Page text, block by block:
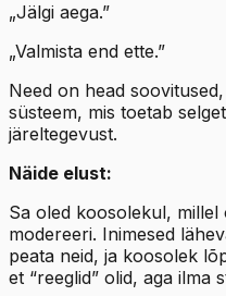
„Jälgi aega.”
„Valmista end ette.”
Need on head
süsteem, mis toetab
järeltegevust.
Näide elust:
Sa oled koosolekul, millel
modereeri. Inimesed
peata neid, ja koosolek
et “reeglid” olid, aga ilma